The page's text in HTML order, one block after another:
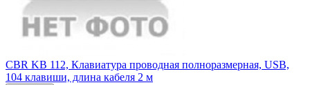
CBR KB 112, Клавиатура проводная полноразмерная, USB,
104 клавиши, длина кабеля 2 м